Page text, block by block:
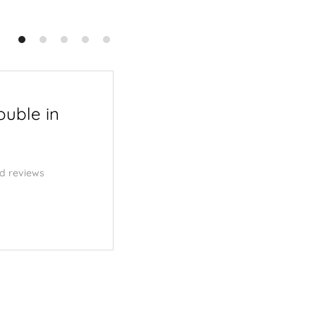
in
reviews